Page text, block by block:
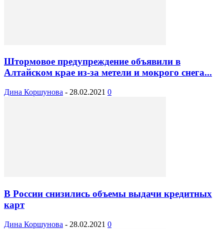
Штормовое предупреждение объявили в
Алтайском крае из-за метели и мокрого снега...
Дина Коршунова - 28.02.2021 0
В России снизились объемы выдачи кредитных
карт
Дина Коршунова - 28.02.2021 0